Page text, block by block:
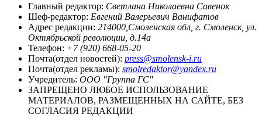
Главный редактор: Светлана Николаевна Савенок
Шеф-редактор: Евгений Валерьевич Ванифатов
Адрес редакции: 214000,Смоленская обл, г. Смоленск, ул.
Октябрьской революции, д.14а
Телефон: +7 (920) 668-05-20
Почта(отдел новостей): press@smolensk-i.ru
Почта(отдел рекламы): smolredaktor@yandex.ru
Учредитель: ООО "Группа ГС"
ЗАПРЕЩЕНО ЛЮБОЕ ИСПОЛЬЗОВАНИЕ
МАТЕРИАЛОВ, РАЗМЕЩЕННЫХ НА САЙТЕ, БЕЗ
СОГЛАСИЯ РЕДАКЦИИ